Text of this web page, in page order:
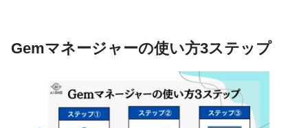
Gemマネージャーの使い方3ステップ